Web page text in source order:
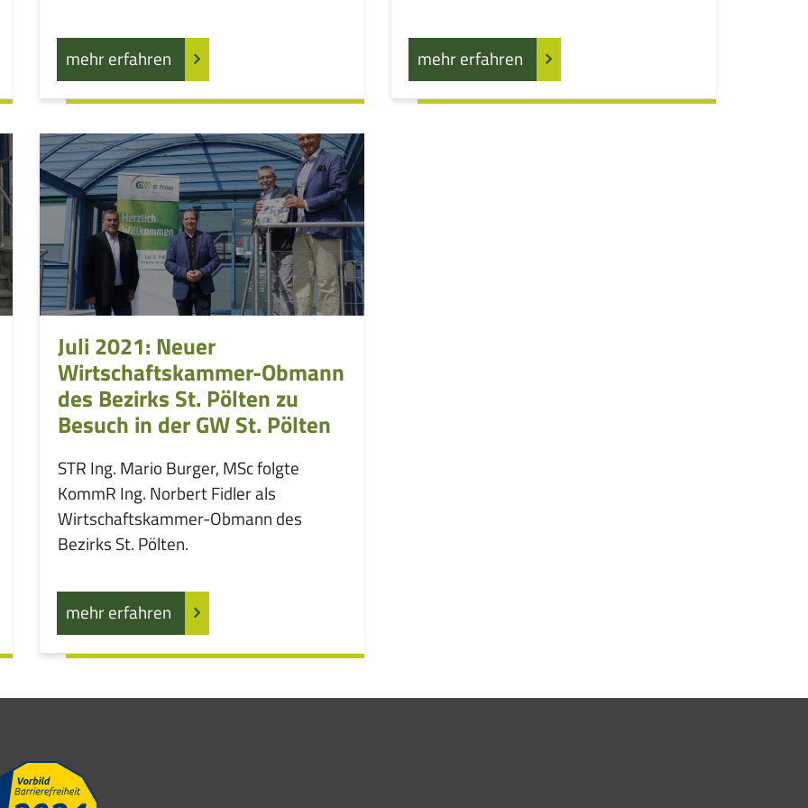
mehr erfahren mehr erfahren
Juli 2021: Neuer
Wirtschaftskammer-Obmann
des Bezirks St. Pölten zu
Besuch in der GW St. Pölten
STR Ing. Mario Burger, MSc folgte
KommR Ing. Norbert Fidler als
Wirtschaftskammer-Obmann des
Bezirks St. Pölten.
mehr erfahren